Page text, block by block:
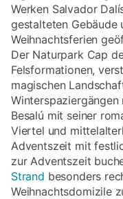
Werken Salvador
gestalteten Gebäude
Weihnachtsferien
Der Naturpark Cap
Felsformationen,
magischen
Besalú mit seiner
Viertel und
Adventszeit mit
zur Adventszeit
Strand besonders
Weihnachtsdomizile